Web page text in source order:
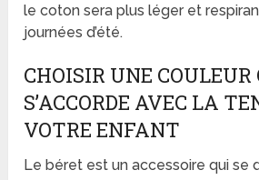
le coton sera plus léger et
journées d’été.
CHOISIR UNE COULEUR
S’ACCORDE AVEC LA
VOTRE ENFANT
Le béret est un accessoire qui se